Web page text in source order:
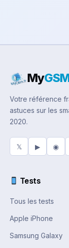
My
Votre référence
astuces sur les
2020.
𝕏 ▶ ◉
Tests
Tous les tests
Apple iPhone
Samsung Galaxy